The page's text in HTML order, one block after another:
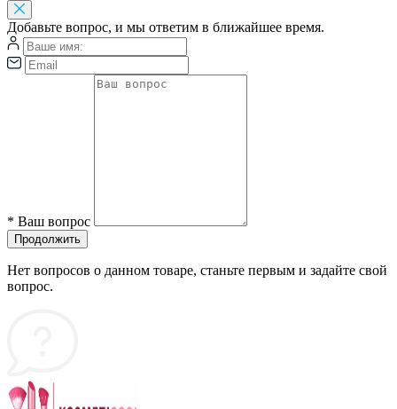
Добавьте вопрос, и мы ответим в ближайшее время.
* Ваш вопрос
Продолжить
Нет вопросов о данном товаре, станьте первым и задайте свой
вопрос.